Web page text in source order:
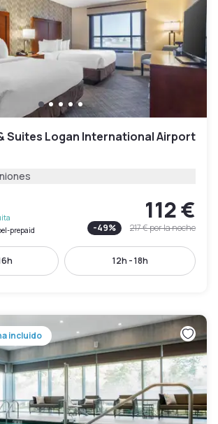
Suites Logan International Airport
prepaid
112 €
-49% 217 €por la noche
12h - 18h
incluido